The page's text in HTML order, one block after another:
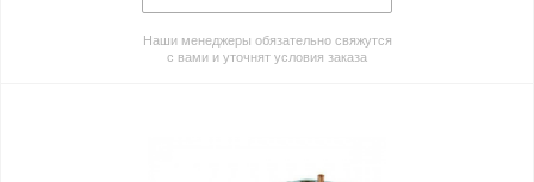
Наши менеджеры обязательно свяжутся
с вами и уточнят условия заказа